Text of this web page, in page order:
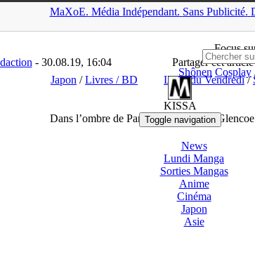
MaXoE. Média Indépendant. Sans Publicité.
Focus
Shônen Cosplay
KISSA
Toggle navigation
News
Lundi Manga
Sorties Mangas
Anime
Cinéma
Japon
Asie
▲
- 30.08.19, 16:04 Partager cet
Japon /Livres / BD Livre du Vendredi/
Dans l’ombre de Paris de Morgan Of